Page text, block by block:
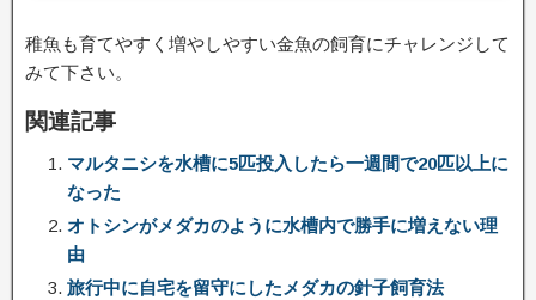
稚魚も育てやすく増やしやすい金魚の飼育にチャレンジして
みて下さい。
関連記事
マルタニシを水槽に5匹投入したら一週間で20匹以上に
なった
オトシンがメダカのように水槽内で勝手に増えない理
由
旅行中に自宅を留守にしたメダカの針子飼育法